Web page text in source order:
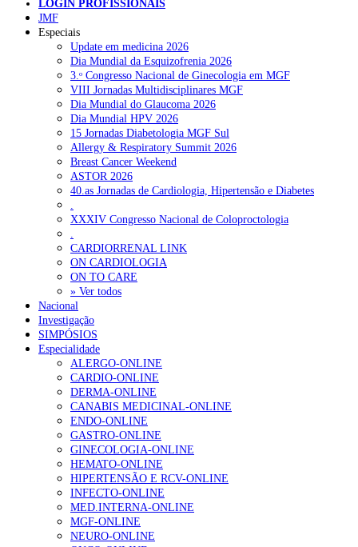
NOTÍCIAS RECENTES
Quase 11.900 jovens recorreram aos cheques psicólogo e
nutricionista no primeiro mês 7 de Agosto, 2026
ULS de Coimbra estreia cirurgia endoscópica do ouvido com
apoio robótico em Portugal 7 de Agosto, 2026
Enfermeiros exigem esclarecimentos sobre eventual gestão
privada da ULS do Algarve 7 de Agosto, 2026
Ordem dos Médicos alerta para riscos no novo sistema de acesso
a consultas e cirurgias
Portugal está a formar os médicos de que precisa?
2026
NOTÍCIAS MAIS LIDAS
Enfermagem Forense. “Da urgência ao tribunal, cada
gesto conta e cada profissional faz a diferença”
203 visualizações
1.º Episódio do Podcast “Frequência Cardio – Sintoniza-
te na Insuficiência Cardíaca” da Bayer
169 visualizações
Alguns milhares de utentes podem ficar sem médico de
LOGIN PROFISSIONAIS
JMF
Especiais
Update em medicina 2026
Dia Mundial da Esquizofrenia 2026
3.ᵒ Congresso Nacional de Ginecologia em MGF
VIII Jornadas Multidisciplinares MGF
Dia Mundial do Glaucoma 2026
Dia Mundial HPV 2026
15 Jornadas Diabetologia MGF Sul
Allergy & Respiratory Summit 2026
Breast Cancer Weekend
ASTOR 2026
40.as Jornadas de Cardiologia, Hipertensão e Diabetes
.
XXXIV Congresso Nacional de Coloproctologia
.
CARDIORRENAL LINK
ON CARDIOLOGIA
ON TO CARE
» Ver todos
Nacional
Investigação
SIMPÓSIOS
Especialidade
ALERGO-ONLINE
CARDIO-ONLINE
DERMA-ONLINE
CANABIS MEDICINAL-ONLINE
ENDO-ONLINE
GASTRO-ONLINE
GINECOLOGIA-ONLINE
HEMATO-ONLINE
HIPERTENSÃO E RCV-ONLINE
INFECTO-ONLINE
MED.INTERNA-ONLINE
MGF-ONLINE
NEURO-ONLINE